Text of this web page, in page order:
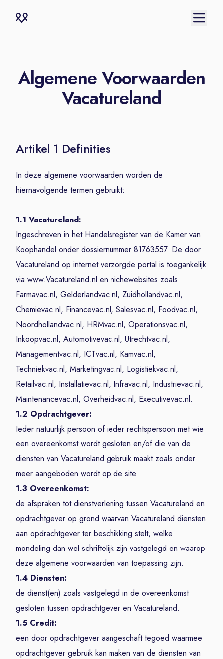
Algemene Voorwaarden
Vacatureland
Artikel 1 Definities
In deze algemene voorwaarden worden de
hiernavolgende termen gebruikt:
1.1 Vacatureland:
Ingeschreven in het Handelsregister van de Kamer van
Koophandel onder dossiernummer 81763557. De door
Vacatureland op internet verzorgde portal is toegankelijk
via www.Vacatureland.nl en nichewebsites zoals
Farmavac.nl, Gelderlandvac.nl, Zuidhollandvac.nl,
Chemievac.nl, Financevac.nl, Salesvac.nl, Foodvac.nl,
Noordhollandvac.nl, HRMvac.nl, Operationsvac.nl,
Inkoopvac.nl, Automotivevac.nl, Utrechtvac.nl,
Managementvac.nl, ICTvac.nl, Kamvac.nl,
Techniekvac.nl, Marketingvac.nl, Logistiekvac.nl,
Retailvac.nl, Installatievac.nl, Infravac.nl, Industrievac.nl,
Maintenancevac.nl, Overheidvac.nl, Executivevac.nl.
1.2 Opdrachtgever:
Ieder natuurlijk persoon of ieder rechtspersoon met wie
een overeenkomst wordt gesloten en/of die van de
diensten van Vacatureland gebruik maakt zoals onder
meer aangeboden wordt op de site.
1.3 Overeenkomst:
de afspraken tot dienstverlening tussen Vacatureland en
opdrachtgever op grond waarvan Vacatureland diensten
aan opdrachtgever ter beschikking stelt, welke
mondeling dan wel schriftelijk zijn vastgelegd en waarop
deze algemene voorwaarden van toepassing zijn.
1.4 Diensten:
de dienst(en) zoals vastgelegd in de overeenkomst
gesloten tussen opdrachtgever en Vacatureland.
1.5 Credit:
een door opdrachtgever aangeschaft tegoed waarmee
opdrachtgever gebruik kan maken van de diensten van